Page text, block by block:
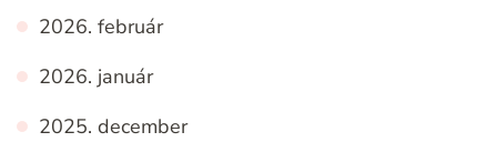
2026. február
2026. január
2025. december